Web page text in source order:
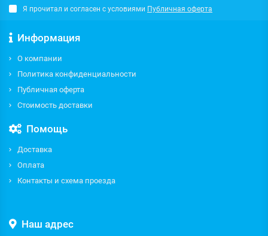
Я прочитал и согласен с условиями Публичная оферта
Информация
О компании
Политика конфиденциальности
Публичная оферта
Стоимость доставки
Помощь
Доставка
Оплата
Контакты и схема проезда
Наш адрес